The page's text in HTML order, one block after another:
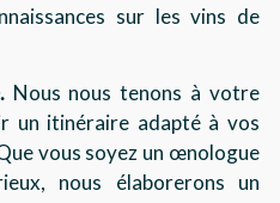
sur les vins de
Nous nous tenons à votre
un itinéraire adapté à vos
vous soyez un œnologue
nous élaborerons un